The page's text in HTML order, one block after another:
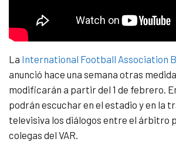
La International Football Association
anunció hace una semana otras
modificarán a partir del 1 de febrero.
podrán escuchar en el estadio y en la
televisiva los diálogos entre el árbitro
colegas del VAR.